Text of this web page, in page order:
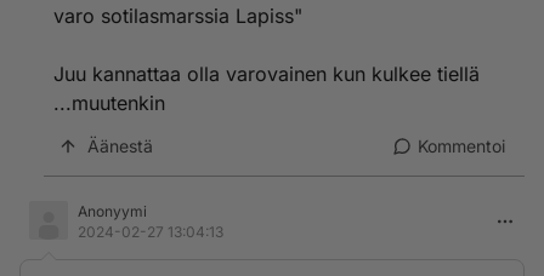
varo sotilas­marssia Lapiss"
Juu kannattaa olla varovainen kun kulkee tiellä
...muutenkin
Äänestä Kommentoi
Anonyymi
2024-02-27 13:04:13